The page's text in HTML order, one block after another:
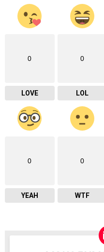
0
LOVE
0
LOL
0
YEAH
0
WTF